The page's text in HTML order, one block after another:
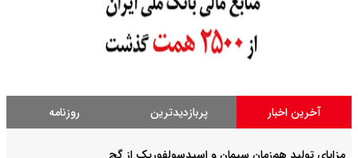
آخرین اخبار پربازدیدترین روزنامه